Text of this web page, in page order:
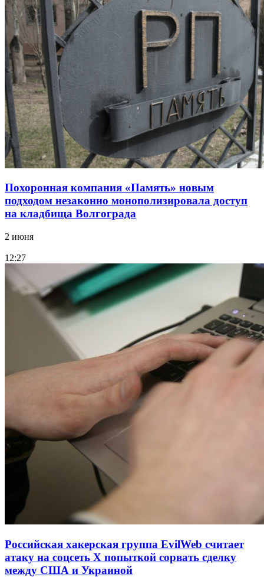
Похоронная компания «Память» новым
подходом незаконно монополизировала доступ
на кладбища Волгограда
2 июня
12:27
Российская хакерская группа EvilWeb считает
атаку на соцсеть Х попыткой сорвать сделку
между США и Украиной